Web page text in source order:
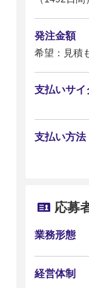
発注金額
希望：見積
支払いサイ
支払い方法
応募
業務形態
経営体制